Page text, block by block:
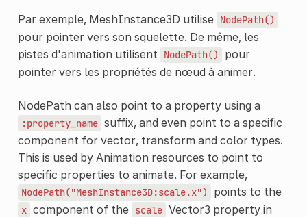
Par exemple, MeshInstance3D utilise NodePath()
pour pointer vers son squelette. De même, les
pistes d'animation utilisent
NodePath()
pour
pointer vers les propriétés de nœud à animer.
NodePath can also point to a property using a
:property_name suffix, and even point to a specific
component for vector, transform and color types.
This is used by Animation resources to point to
specific properties to animate. For example,
NodePath("MeshInstance3D:scale.x") points to the
x component of the scale Vector3 property in